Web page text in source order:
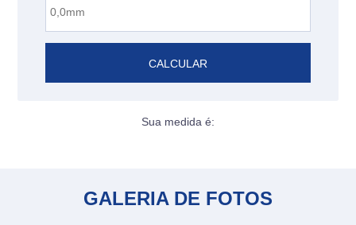
CALCULAR
Sua medida é:
GALERIA DE FOTOS